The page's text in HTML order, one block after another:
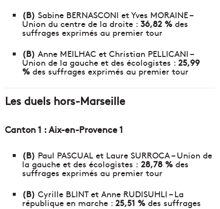
(B) Sabine BERNASCONI et Yves MORAINE –
Union du centre de la droite : 36,82 % des
suffrages exprimés au premier tour
(B) Anne MEILHAC et Christian PELLICANI –
Union de la gauche et des écologistes : 25,99
% des suffrages exprimés au premier tour
Les duels hors-Marseille
Canton 1 : Aix-en-Provence 1
(B) Paul PASCUAL et Laure SURROCA – Union de
la gauche et des écologistes : 28,78 % des
suffrages exprimés au premier tour
(B) Cyrille BLINT et Anne RUDISUHLI – La
république en marche : 25,51 % des suffrages